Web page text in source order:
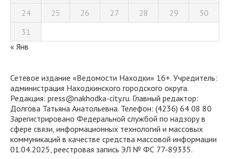
24
25 26 27 28 29
30
31
« Янв
Сетевое издание «Ведомости Находки» 16+. Учредитель:
администрация Находкинского городского округа.
Редакция: press@nakhodka-city.ru. Главный редактор:
Долгова Татьяна Анатольевна. Телефон: (4236) 64 08 80
Зарегистрировано Федеральной службой по надзору в
сфере связи, информационных технологий и массовых
коммуникаций в качестве средства массовой информации
01.04.2025, реестровая запись ЭЛ № ФС 77-89335.